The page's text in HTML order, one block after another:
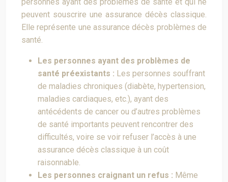
peuvent souscrire une assurance décès classique.
Elle représente une assurance décès problèmes de
santé.
Les personnes ayant des problèmes de
santé préexistants : Les personnes souffrant
de maladies chroniques (diabète, hypertension,
maladies cardiaques, etc.), ayant des
antécédents de cancer ou d’autres problèmes
de santé importants peuvent rencontrer des
difficultés, voire se voir refuser l’accès à une
assurance décès classique à un coût
raisonnable.
Les personnes craignant un refus : Même